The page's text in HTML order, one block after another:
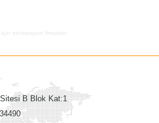
otomasyon firmaları
B Blok Kat:1